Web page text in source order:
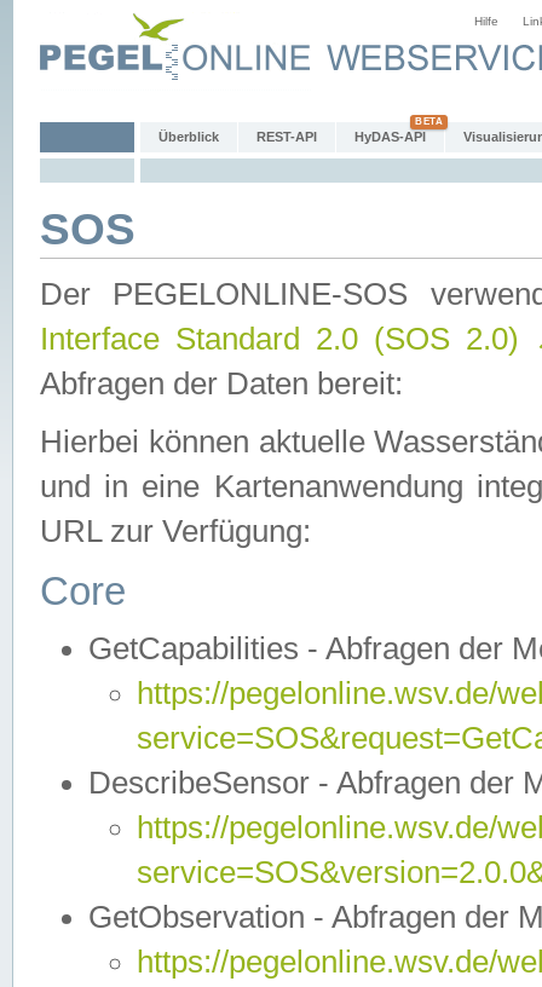
Hilfe
Überblick REST-API HyDAS-API
SOS
Der PEGELONLINE-SOS
Interface Standard 2.0 (SOS 2.0)
Abfragen der Daten bereit:
Hierbei können aktuelle
und in eine Kartenanwendung
URL zur Verfügung:
Core
GetCapabilities - Abfragen der
https://pegelonline.wsv.de/
DescribeSensor - Abfragen der
https://pegelonline.wsv.de/
GetObservation - Abfragen der
https://pegelonline.wsv.de/